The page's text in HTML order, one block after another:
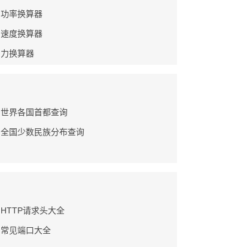
功率换算器
速度换算器
力换算器
世界各国首都查询
全国少数民族分布查询
HTTP请求头大全
常见端口大全